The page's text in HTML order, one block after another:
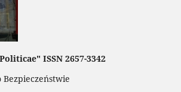
ISSN 2657-3342